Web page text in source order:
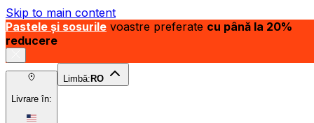
Skip to main content
Pastele și sosurile voastre preferate cu până la 20%
reducere
Livrare în:
Limbă: RO